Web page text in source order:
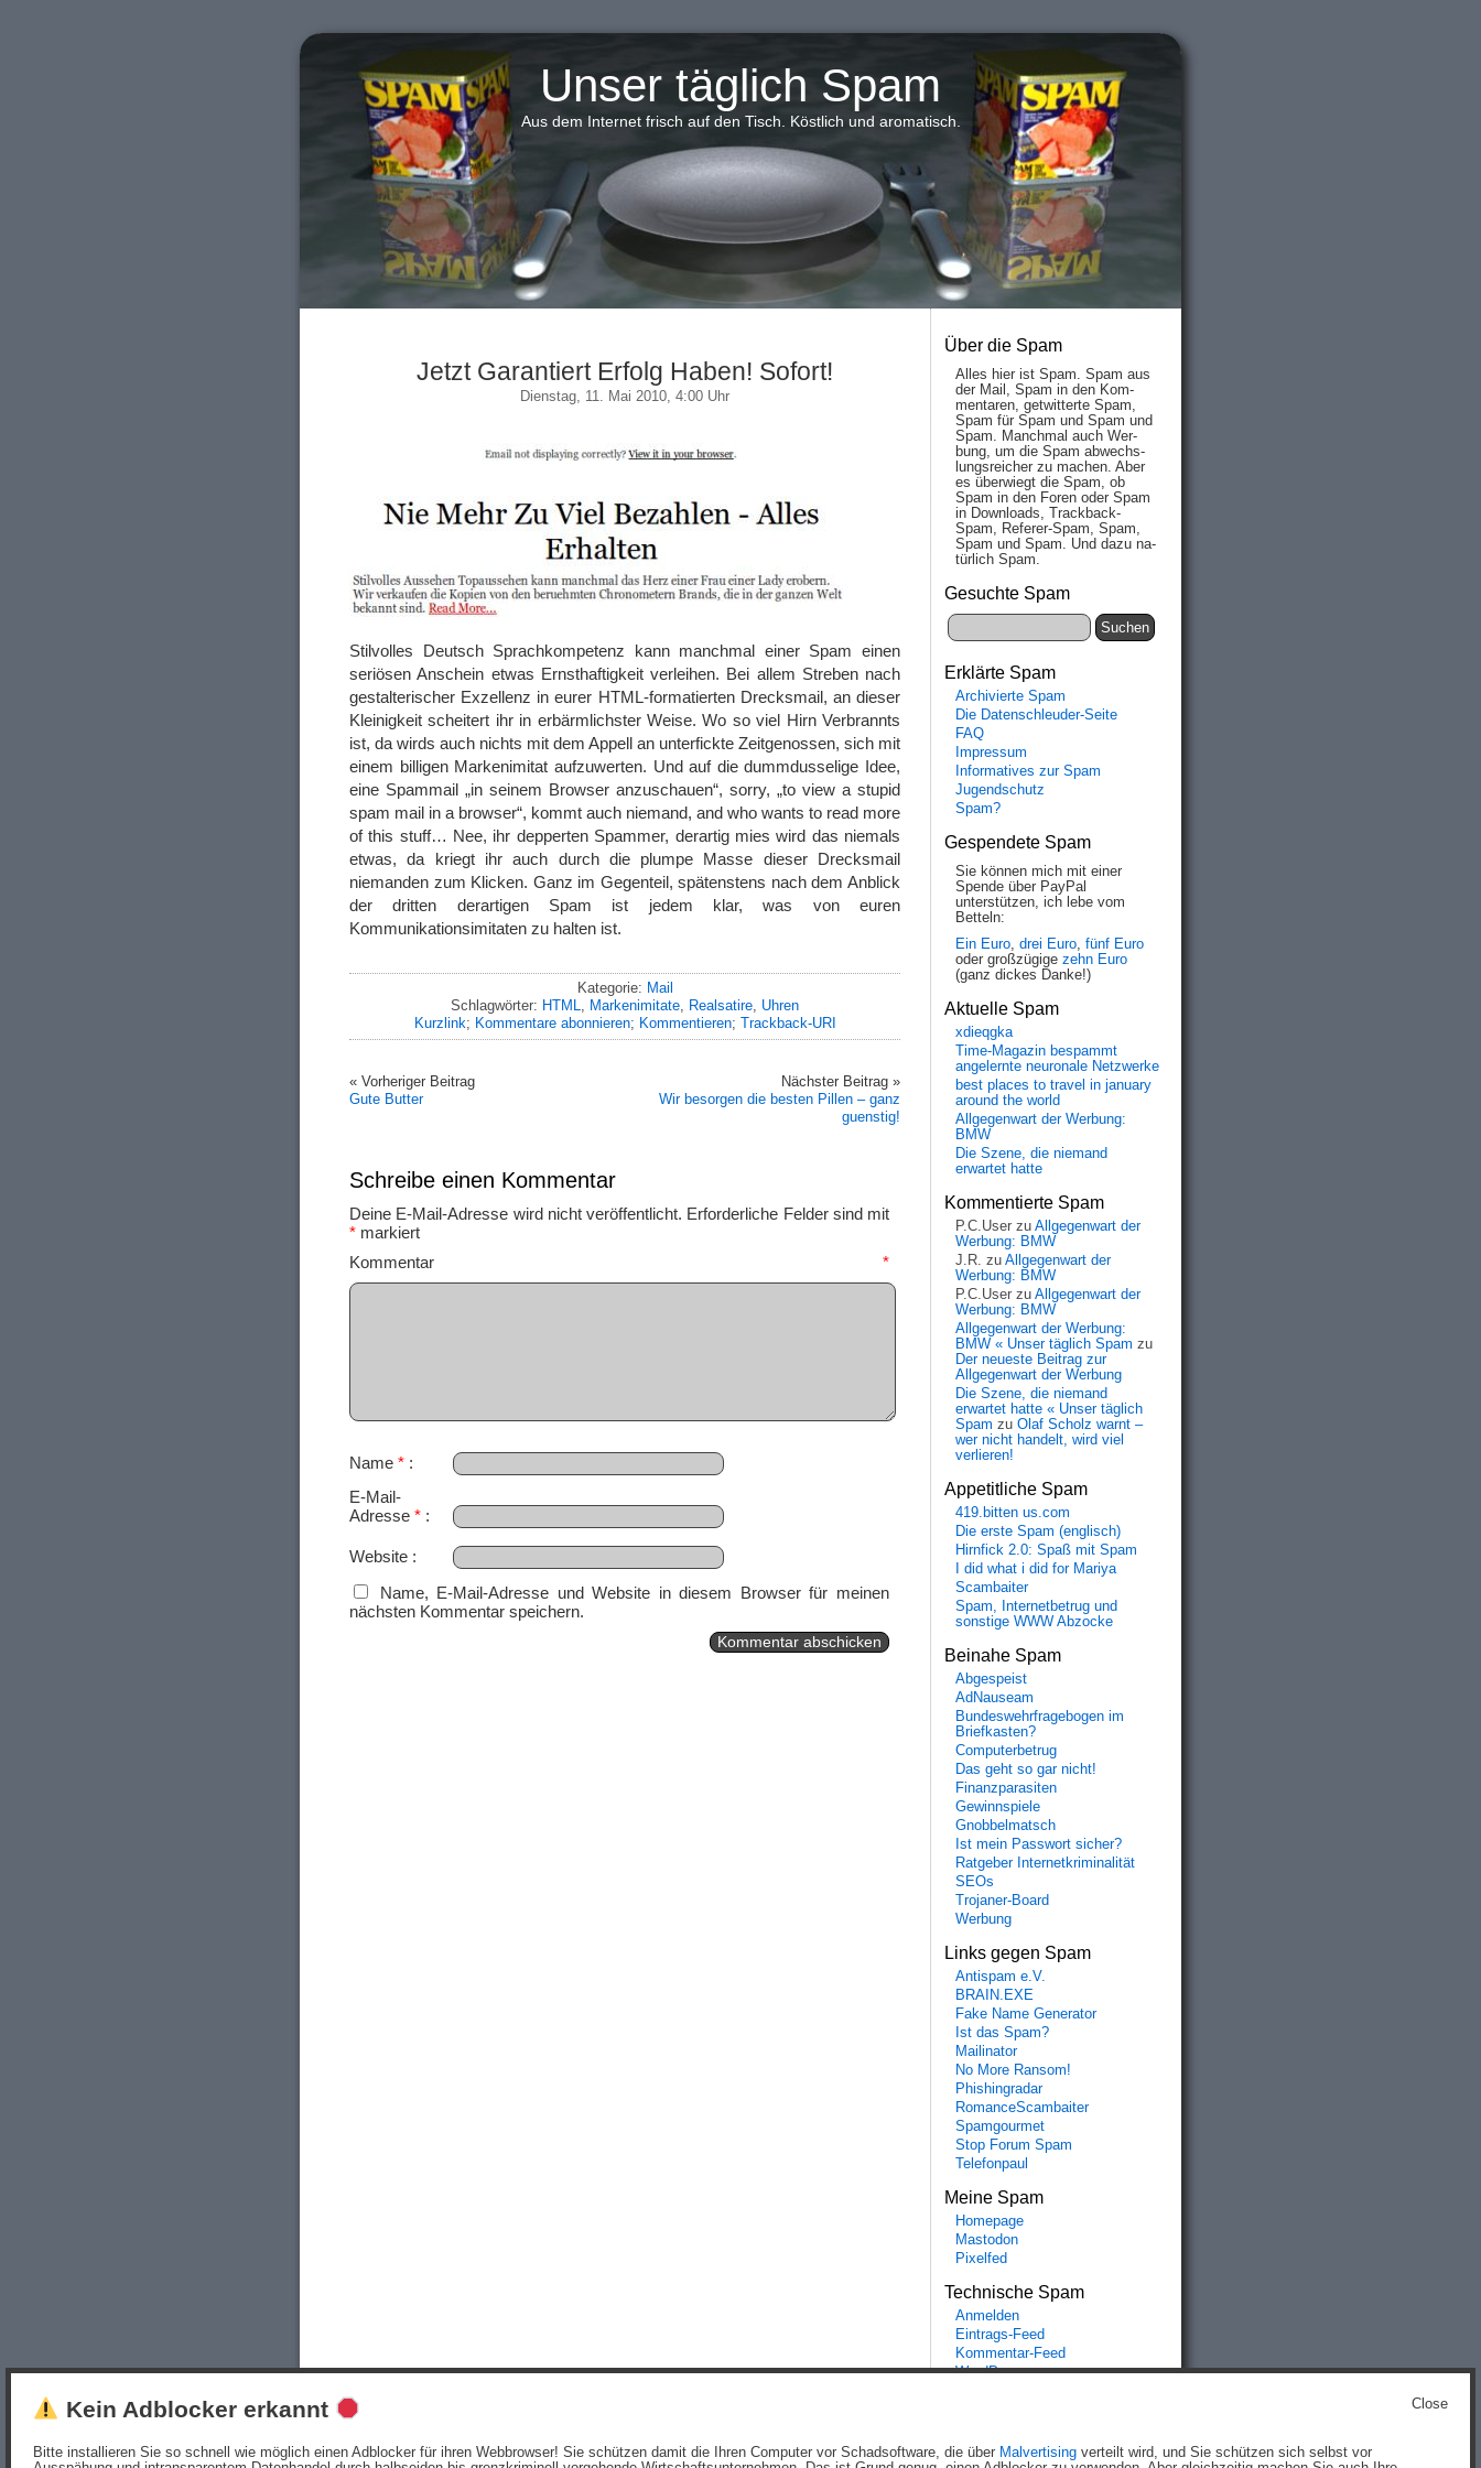
Unser täglich Spam
Aus dem Internet frisch auf den Tisch. Köstlich und aromatisch.
Jetzt Garantiert Erfolg Haben! Sofort!
Dienstag, 11. Mai 2010, 4:00 Uhr
Stilvolles Deutsch Sprachkompetenz kann manchmal einer Spam einen
seriösen Anschein etwas Ernsthaftigkeit verleihen. Bei allem Streben nach
gestalterischer Exzellenz in eurer HTML-formatierten Drecksmail, an dieser
Kleinigkeit scheitert ihr in erbärmlichster Weise. Wo so viel Hirn Verbrannts
ist, da wirds auch nichts mit dem Appell an unterfickte Zeitgenossen, sich mit
einem billigen Markenimitat aufzuwerten. Und auf die dummdusselige Idee,
eine Spammail „in seinem Browser anzuschauen“, sorry, „to view a stupid
spam mail in a browser“, kommt auch niemand, and who wants to read more
of this stuff… Nee, ihr depperten Spammer, derartig mies wird das niemals
etwas, da kriegt ihr auch durch die plumpe Masse dieser Drecksmail
niemanden zum Klicken. Ganz im Gegenteil, spätenstens nach dem Anblick
der dritten derartigen Spam ist jedem klar, was von euren
Kommunikationsimitaten zu halten ist.
Kategorie: Mail
Schlagwörter: HTML, Markenimitate, Realsatire, Uhren
Kurzlink; Kommentare abonnieren; Kommentieren; Trackback-URI
« Vorheriger Beitrag
Gute Butter
Nächster Beitrag »
Wir besorgen die besten Pillen – ganz
guenstig!
Schreibe einen Kommentar
Deine E-Mail-Adresse wird nicht veröffentlicht. Erforderliche Felder sind mit
* markiert
Kommentar *
Name *
E-Mail-
Adresse *
Website
Name, E-Mail-Adresse und Website in diesem Browser für meinen
nächsten Kommentar speichern.
Über die Spam
Alles hier ist Spam. Spam aus
der Mail, Spam in den Kom­
men­taren, ge­twit­ter­te Spam,
Spam für Spam und Spam und
Spam. Manch­mal auch Wer­
bung, um die Spam ab­wechs­
lungs­reich­er zu mach­en. Aber
es über­wiegt die Spam, ob
Spam in den Fo­ren oder Spam
in Down­loads, Track­back-
Spam, Re­fe­rer-Spam, Spam,
Spam und Spam. Und da­zu na­
tür­lich Spam.
Gesuchte Spam
Erklärte Spam
Archivierte Spam
Die Datenschleuder-Seite
FAQ
Impressum
Informatives zur Spam
Jugendschutz
Spam?
Gespendete Spam
Sie können mich mit einer
Spende über PayPal
unterstützen, ich lebe vom
Betteln:
Ein Euro, drei Euro, fünf Euro
oder großzügige zehn Euro
(ganz dickes Danke!)
Aktuelle Spam
xdieqgka
Time-Magazin bespammt
angelernte neuronale Netzwerke
best places to travel in january
around the world
Allgegenwart der Werbung:
BMW
Die Szene, die niemand
erwartet hatte
Kommentierte Spam
P.C.User zu Allgegenwart der
Werbung: BMW
J.R. zu Allgegenwart der
Werbung: BMW
P.C.User zu Allgegenwart der
Werbung: BMW
Allgegenwart der Werbung:
BMW « Unser täglich Spam zu
Der neueste Beitrag zur
Allgegenwart der Werbung
Die Szene, die niemand
erwartet hatte « Unser täglich
Spam zu Olaf Scholz warnt –
wer nicht handelt, wird viel
verlieren!
Appetitliche Spam
419.bitten us.com
Die erste Spam (englisch)
Hirnfick 2.0: Spaß mit Spam
I did what i did for Mariya
Scambaiter
Spam, Internetbetrug und
sonstige WWW Abzocke
Beinahe Spam
Abgespeist
AdNauseam
Bundeswehrfragebogen im
Briefkasten?
Computerbetrug
Das geht so gar nicht!
Finanzparasiten
Gewinnspiele
Gnobbelmatsch
Ist mein Passwort sicher?
Ratgeber Internetkriminalität
SEOs
Trojaner-Board
Werbung
Links gegen Spam
Antispam e.V.
BRAIN.EXE
Fake Name Generator
Ist das Spam?
Mailinator
No More Ransom!
Phishingradar
RomanceScambaiter
Spamgourmet
Stop Forum Spam
Telefonpaul
Meine Spam
Homepage
Mastodon
Pixelfed
Technische Spam
Anmelden
Eintrags-Feed
Kommentar-Feed
WordPress.org
Beiträge (RSS)undKommentare (RSS).
Close
Kein Adblocker erkannt
Bitte installieren Sie so schnell wie möglich einen Adblocker für ihren Webbrowser! Sie schützen damit die Ihren Computer vor Schadsoftware, die über Malvertising verteilt wird, und Sie schützen sich selbst vor